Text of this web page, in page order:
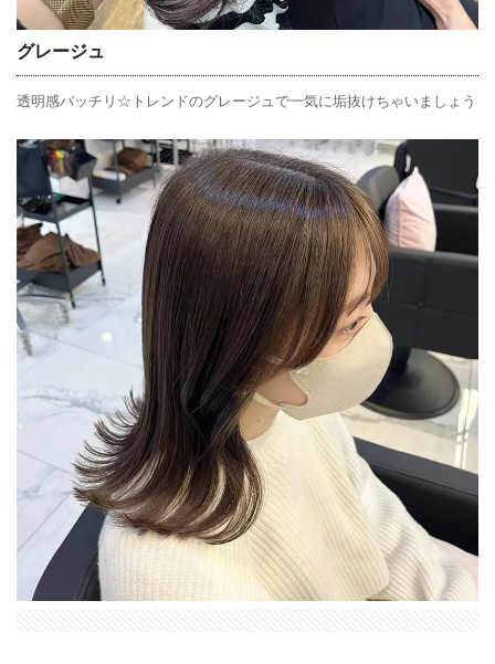
グレージュ
透明感バッチリ☆トレンドのグレージュで一気に垢抜けちゃいましょう♩